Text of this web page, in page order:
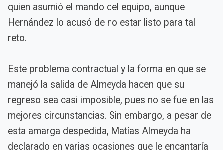
quien asumió el mando del equipo, aunque
Hernández lo acusó de no estar listo para tal
reto.
Este problema contractual y la forma en que se
manejó la salida de Almeyda hacen que su
regreso sea casi imposible, pues no se fue en las
mejores circunstancias. Sin embargo, a pesar de
esta amarga despedida, Matías Almeyda ha
declarado en varias ocasiones que le encantaría